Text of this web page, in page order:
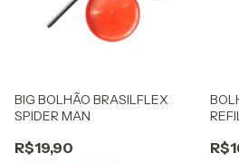
BIG BOLHÃO BRASILFLEX
SPIDER MAN
R$19,90